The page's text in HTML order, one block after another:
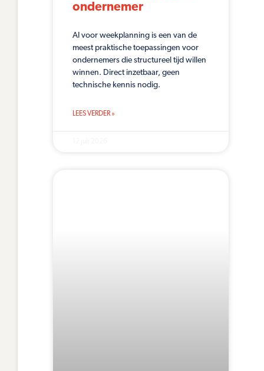
ondernemer
AI voor weekplanning is een van de
meest praktische toepassingen voor
ondernemers die structureel tijd willen
winnen. Direct inzetbaar, geen
technische kennis nodig.
LEES VERDER »